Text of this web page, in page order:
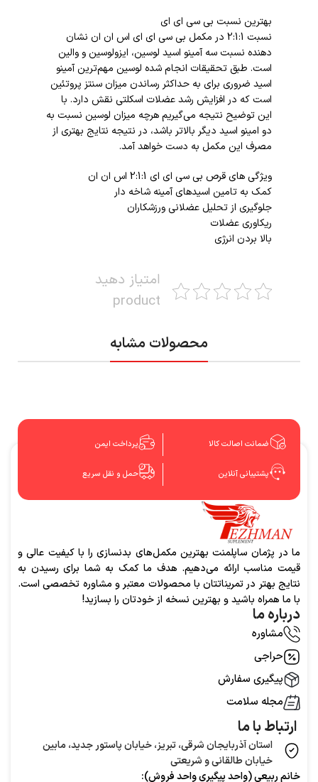
بهترین نسبت بی سی ای ای
نسبت 2:1:1 در مکمل بی سی ای ای اس ان ان نشان
دهنده نسبت سه آمینو اسید لوسین، ایزولوسین و والین
است. طبق تحقیقات انجام شده لوسین مهم‌ترین آمینو
اسید ضروری برای به حداکثر رساندن میزان سنتز پروتئین
است که در افزایش رشد عضلات اسکلتی نقش دارد. با
این توضیح نتیجه می‌گیریم هرچه میزان لوسین نسبت به
دو امینو اسید دیگر بالاتر باشد، در نتیجه نتایج بهتری از
مصرف این مکمل به دست خواهد آمد.
ویژگی های قرص بی سی ای ای 2:1:1 اس ان ان
کمک به تامین اسیدهای آمینه شاخه دار
جلوگیری از تحلیل عضلانی ورزشکاران
ریکاوری عضلات
بالا بردن انرژی
امتیاز دهید
product
محصولات مشابه
ضمانت اصالت کالا پرداخت ایمن
پشتیبانی آنلاین حمل و نقل سریع
ما در پژمان ساپلمنت بهترین مکمل‌های بدنسازی را با کیفیت عالی و
قیمت مناسب ارائه می‌دهیم. هدف ما کمک به شما برای رسیدن به
نتایج بهتر در تمریناتتان با محصولات معتبر و مشاوره تخصصی است.
با ما همراه باشید و بهترین نسخه از خودتان را بسازید!
درباره ما
مشاوره
حراجی
پیگیری سفارش
مجله سلامت
ارتباط با ما
استان آذربایجان شرقی، تبریز، خیابان پاستور جدید، مابین
خیابان طالقانی و شریعتی
خانم ربیعی (واحد‌ پیگیری واحد فروش):